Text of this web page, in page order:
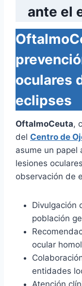
ante el
oculares
eclipses
OftalmoCeuta,
del Centro de
asume un papel
lesiones
observación de
Divulgación
población
ocular
entidades
Atención